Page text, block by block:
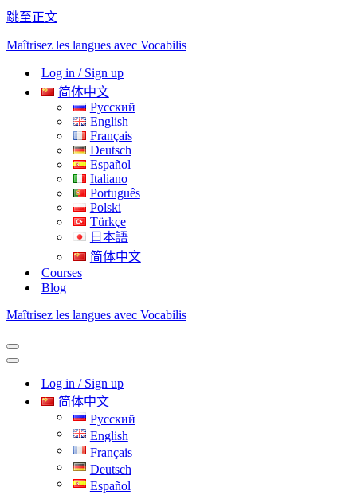
跳至正文
Maîtrisez les langues avec Vocabilis
Log in / Sign up
简体中文
Русский
English
Français
Deutsch
Español
Italiano
Português
Polski
Türkçe
日本語
简体中文
Courses
Blog
Maîtrisez les langues avec Vocabilis
Log in / Sign up
简体中文
Русский
English
Français
Deutsch
Español